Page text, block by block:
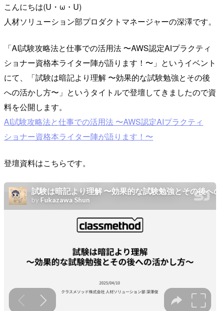
こんにちは(U・ω・U)
人材ソリューション部プロダクトマネージャーの深澤です。
「AI試験攻略法と仕事での活用法 〜AWS認定AIプラクティ
ショナー資格本ライター陣が語ります！〜」というイベント
にて、「試験は暗記より理解 〜効果的な試験勉強とその後
への活かし方〜」というタイトルで登壇してきましたので資
料を公開します。
AI試験攻略法と仕事での活用法 〜AWS認定AIプラクティ
ショナー資格本ライター陣が語ります！〜
登壇資料はこちらです。